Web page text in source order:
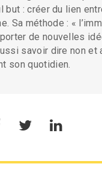
but : créer du lien
Sa méthode : «
de nouvelles
savoir dire non et
son quotidien.